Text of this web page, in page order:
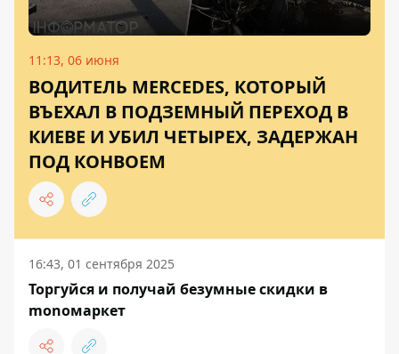
11:13, 06 июня
ВОДИТЕЛЬ MERCEDES, КОТОРЫЙ
ВЪЕХАЛ В ПОДЗЕМНЫЙ ПЕРЕХОД В
КИЕВЕ И УБИЛ ЧЕТЫРЕХ, ЗАДЕРЖАН
ПОД КОНВОЕМ
16:43, 01 сентября 2025
Торгуйся и получай безумные скидки в
monoмаркет